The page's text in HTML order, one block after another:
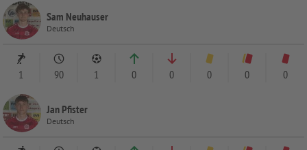
Sam Neuhauser
Deutsch
1 90 1 0 0 0 0 0
Jan Pfister
Deutsch